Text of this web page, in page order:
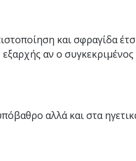
και σφραγίδα
αν ο συγκεκριμένος
αλλά και στα